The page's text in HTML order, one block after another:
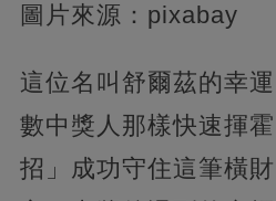
圖片來源：pixabay
這位名叫舒爾茲的幸
數中獎人那樣快速揮
招」成功守住這筆橫